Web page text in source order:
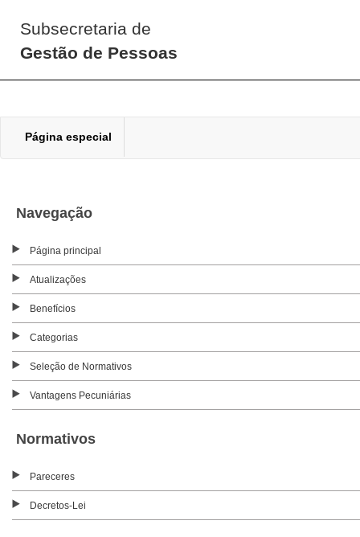
Subsecretaria de
Gestão de Pessoas
Página especial
Navegação
Página principal
Atualizações
Benefícios
Categorias
Seleção de Normativos
Vantagens Pecuniárias
Normativos
Pareceres
Decretos-Lei